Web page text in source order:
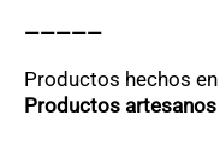
—————
Productos hechos
Productos